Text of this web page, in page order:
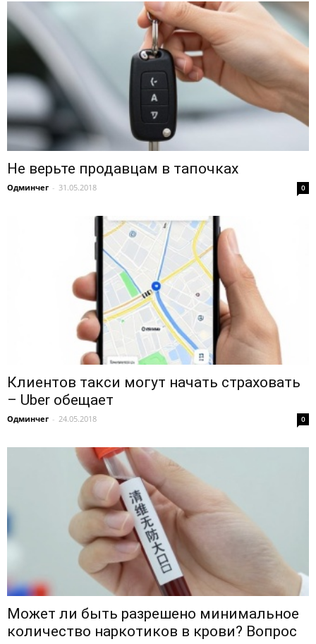
Не верьте продавцам в тапочках
Одминчег - 31.05.2018 0
Клиентов такси могут начать страховать
– Uber обещает
Одминчег - 24.05.2018 0
Может ли быть разрешено минимальное
количество наркотиков в крови? Вопрос